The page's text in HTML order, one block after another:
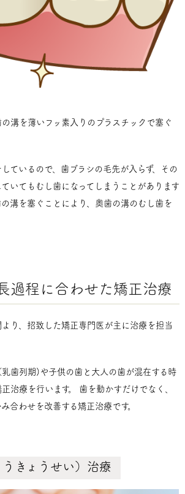
溝を薄いフッ素入りのプラスチックで塞ぐ
ているので、歯ブラシの毛先が入らず、その
いてもむし歯になってしまうことがあります
溝を塞ぐことにより、奥歯の溝のむし歯を
過程に合わせた矯正治療
り、招致した矯正専門医が主に治療を担当
歯列期)や子供の歯と大人の歯が混在する時
治療を行います。 歯を動かすだけでなく、
合わせを改善する矯正治療です。
きょうせい）治療